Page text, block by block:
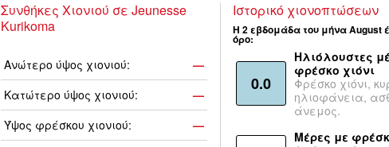
Συνθήκες Χιονιού σε Jeunesse
Kurikoma
Ανώτερο ύψος χιονιού:
—
Κατώτερο ύψος χιονιού:
—
Ύψος φρέσκου χιονιού:
—
Ιστορικό χιονοπτώσεων
Η 2 εβδομάδα του μήνα August
όρο:
0.0
Ηλιόλουστες
φρέσκο χιόνι
Φρέσκο χιόνι,
ηλιοφάνεια,
άνεμος.
Μέρες με